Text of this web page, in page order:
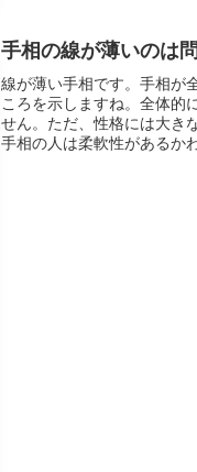
手相の線が薄いのは
線が薄い手相です。手相が
ころを示しますね。全体的
せん。ただ、性格には大き
手相の人は柔軟性があるか